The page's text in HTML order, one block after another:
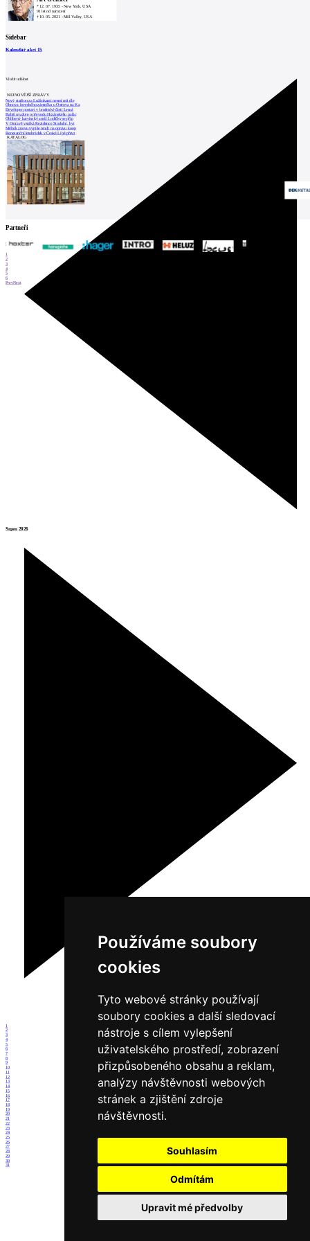
Používáme soubory
cookies
Tyto webové stránky používají
soubory cookies a další sledovací
nástroje s cílem vylepšení
uživatelského prostředí, zobrazení
přizpůsobeného obsahu a reklam,
analýzy návštěvnosti webových
stránek a zjištění zdroje
návštěvnosti.
Souhlasím
Odmítám
Upravit mé předvolby
* 12. 07. 1935 -New York, USA
91 let od narození
† 10. 05. 2021 -Mill Valley, USA
Sidebar
Kalendář akcí 15
Srpen 2026
1
2
3
4
5
6
7
8
9
10
11
12
13
14
15
16
17
18
19
20
21
22
23
24
25
26
27
28
29
30
31
Vložit událost
NEJNOVĚJŠÍ ZPRÁVY
Nový stadion za Lužánkami nesmí mít dle
Obnova loveckého zámečku u Ostrova na Ka
Developer postaví v brněnské části Lesná
Babiš uvažuje o převodu Hrzánského palác
Oblíbený karvinský areál Lodičky se přip
V Ostravě vzniká Rezidence Stodolní, byt
Mělník znovu vypíše tendr na opravu koup
Renesanční letohrádek v České Lípě převz
KATALOG
Partneři
1
2
3
4
5
6
PrevNext